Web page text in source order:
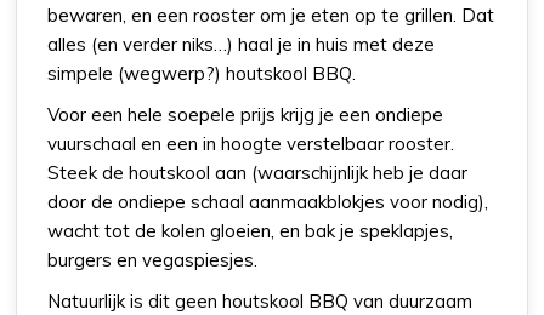
bewaren, en een rooster om je eten op te grillen. Dat
alles (en verder niks…) haal je in huis met deze
simpele (wegwerp?) houtskool BBQ.
Voor een hele soepele prijs krijg je een ondiepe
vuurschaal en een in hoogte verstelbaar rooster.
Steek de houtskool aan (waarschijnlijk heb je daar
door de ondiepe schaal aanmaakblokjes voor nodig),
wacht tot de kolen gloeien, en bak je speklapjes,
burgers en vegaspiesjes.
Natuurlijk is dit geen houtskool BBQ van duurzaam